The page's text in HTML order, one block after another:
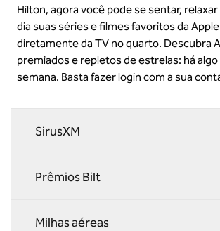
Hilton, agora você pode se sentar,
dia suas séries e filmes favoritos da
diretamente da TV no quarto. Descubra
premiados e repletos de estrelas: há
semana. Basta fazer login com a sua
SirusXM
Prêmios Bilt
Milhas aéreas